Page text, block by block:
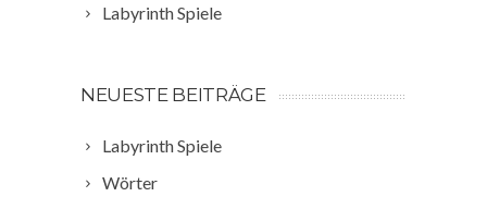
Labyrinth Spiele
NEUESTE BEITRÄGE
Labyrinth Spiele
Wörter